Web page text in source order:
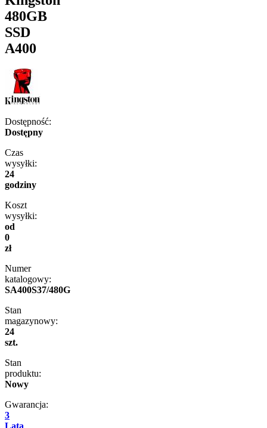
480GB
SSD
A400
Dostępność:
Dostępny
Czas
wysyłki:
24
godziny
Koszt
wysyłki:
od
0
zł
Numer
katalogowy:
SA400S37/480G
Stan
magazynowy:
24
szt.
Stan
produktu:
Nowy
Gwarancja:
3
Lata